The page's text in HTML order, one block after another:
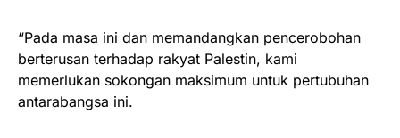
“Pada masa ini dan memandangkan pencerobohan
berterusan terhadap rakyat Palestin, kami
memerlukan sokongan maksimum untuk pertubuhan
antarabangsa ini.